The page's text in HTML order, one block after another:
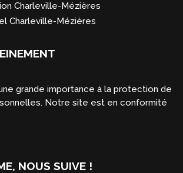
Charleville-Mézières
Charleville-Mézières
grande importance à la protection de
Notre site est en conformité
NOUS SUIVE !